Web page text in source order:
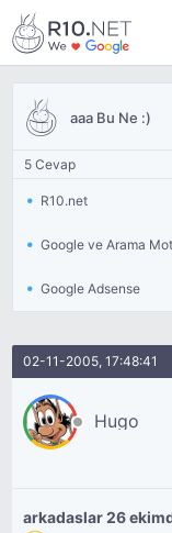
aaa Bu Ne :)
5 Cevap
R10.net
Google ve Arama
Google Adsense
02-11-2005, 17:48:41
Hugo
arkadaslar 26